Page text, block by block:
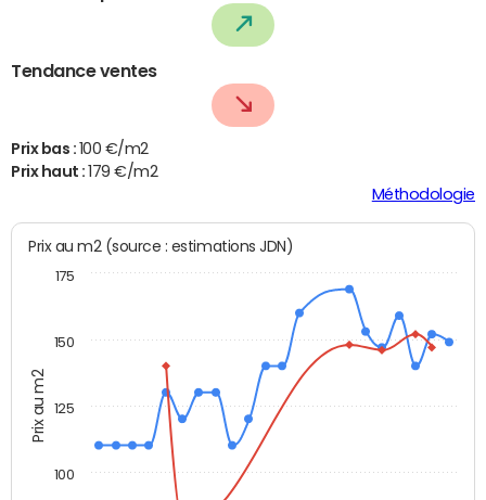
Tendance ventes
Prix bas : 100 €/m2
Prix haut : 179 €/m2
Méthodologie
Prix au m2
Prix au m2 (source : estimations JDN)
100
125
150
175